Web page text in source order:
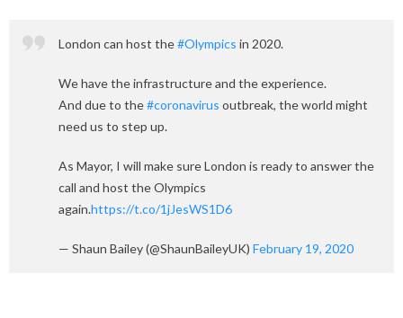
London can host the#Olympics in 2020.
We have the infrastructure and the experience.
And due to the#coronavirus outbreak, the world might
need us to step up.
As Mayor, I will make sure London is ready to answer the
call and host the Olympics
again.https://t.co/1jJesWS1D6
— Shaun Bailey (@ShaunBaileyUK) February 19, 2020